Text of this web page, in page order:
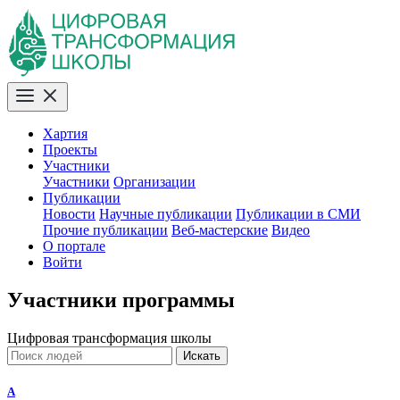
Хартия
Проекты
Участники
Участники Организации
Публикации
Новости Научные публикации Публикации в СМИ
Прочие публикации Веб-мастерские Видео
О портале
Войти
Участники программы
Цифровая трансформация школы
Искать
A